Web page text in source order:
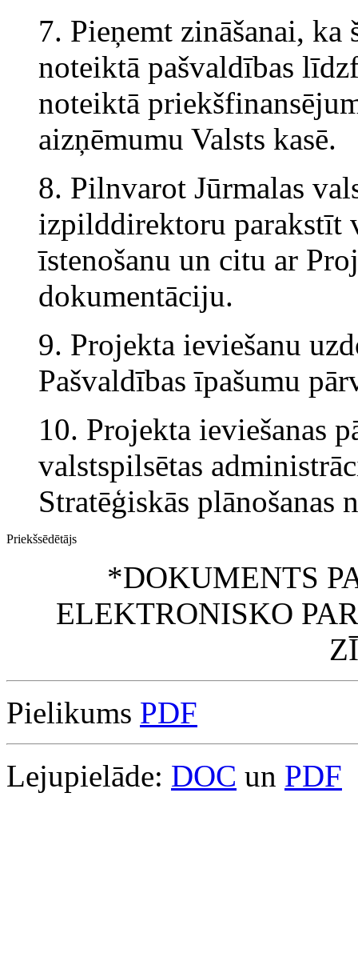
7. Pieņemt zināšanai, ka
noteiktā pašvaldības
noteiktā
aizņēmumu Valsts kasē.
8. Pilnvarot Jūrmalas
izpilddirektoru parakstīt
īstenošanu un citu ar
dokumentāciju.
9. Projekta ieviešanu
Pašvaldības īpašumu
10. Projekta ieviešanas
valstspilsētas
Stratēģiskās plānošanas
Priekšsēdētājs
*DOKUMENTS
ELEKTRONISKO
Pielikums PDF
Lejupielāde: DOC un PDF